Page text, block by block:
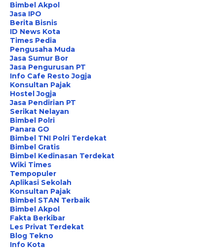
Bimbel Akpol
Jasa IPO
Berita Bisnis
ID News Kota
Times Pedia
Pengusaha Muda
Jasa Sumur Bor
Jasa Pengurusan PT
Info Cafe Resto Jogja
Konsultan Pajak
Hostel Jogja
Jasa Pendirian PT
Serikat Nelayan
Bimbel Polri
Panara GO
Bimbel TNI Polri Terdekat
Bimbel Gratis
Bimbel Kedinasan Terdekat
Wiki Times
Tempopuler
Aplikasi Sekolah
Konsultan Pajak
Bimbel STAN Terbaik
Bimbel Akpol
Fakta Berkibar
Les Privat Terdekat
Blog Tekno
Info Kota